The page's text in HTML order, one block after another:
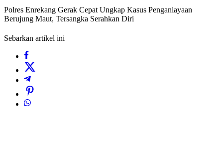
Polres Enrekang Gerak Cepat Ungkap Kasus Penganiayaan
Berujung Maut, Tersangka Serahkan Diri
Sebarkan artikel ini